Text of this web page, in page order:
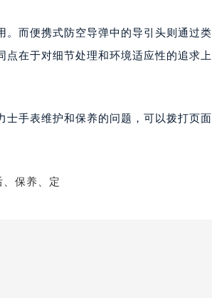
而便携式防空导弹中的导引头则通过类
在于对细节处理和环境适应性的追求上
士手表维护和保养的问题，可以拨打页面